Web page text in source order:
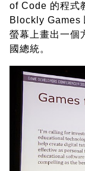
of Code 的程式
Blockly Games
螢幕上畫出一個
國總統。